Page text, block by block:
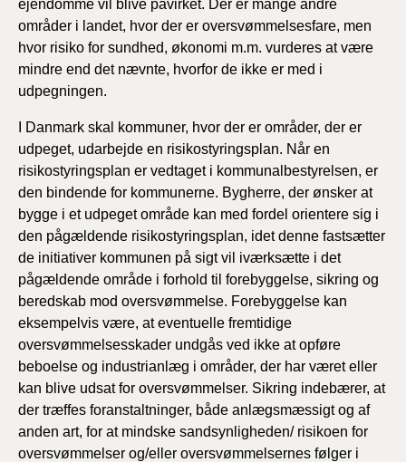
ejendomme vil blive påvirket. Der er mange andre
områder i landet, hvor der er oversvømmelsesfare, men
hvor risiko for sundhed, økonomi m.m. vurderes at være
mindre end det nævnte, hvorfor de ikke er med i
udpegningen.
I Danmark skal kommuner, hvor der er områder, der er
udpeget, udarbejde en risikostyringsplan. Når en
risikostyringsplan er vedtaget i kommunalbestyrelsen, er
den bindende for kommunerne. Bygherre, der ønsker at
bygge i et udpeget område kan med fordel orientere sig i
den pågældende risikostyringsplan, idet denne fastsætter
de initiativer kommunen på sigt vil iværksætte i det
pågældende område i forhold til forebyggelse, sikring og
beredskab mod oversvømmelse. Forebyggelse kan
eksempelvis være, at eventuelle fremtidige
oversvømmelsesskader undgås ved ikke at opføre
beboelse og industrianlæg i områder, der har været eller
kan blive udsat for oversvømmelser. Sikring indebærer, at
der træffes foranstaltninger, både anlægsmæssigt og af
anden art, for at mindske sandsynligheden/ risikoen for
oversvømmelser og/eller oversvømmelsernes følger i